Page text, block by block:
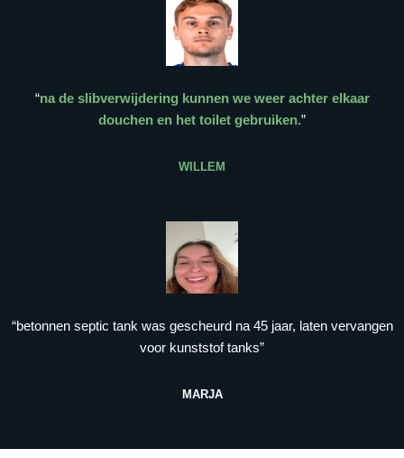
“na de slibverwijdering kunnen we weer achter elkaar
douchen en het toilet gebruiken.”
WILLEM
“betonnen septic tank was gescheurd na 45 jaar, laten vervangen
voor kunststof tanks”
MARJA